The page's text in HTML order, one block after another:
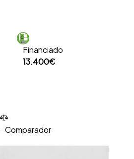
Financiado
13.400€
Comparador